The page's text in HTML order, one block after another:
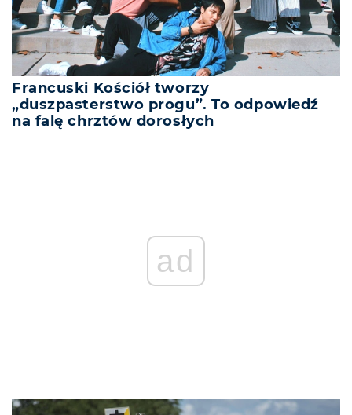
Francuski Kościół tworzy
„duszpasterstwo progu”. To odpowiedź
na falę chrztów dorosłych
ad